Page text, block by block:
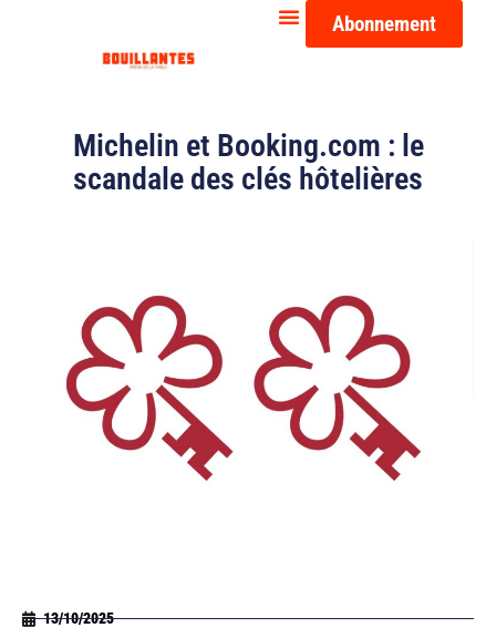
Abonnement
Michelin et Booking.com : le
scandale des clés hôtelières
13/10/2025